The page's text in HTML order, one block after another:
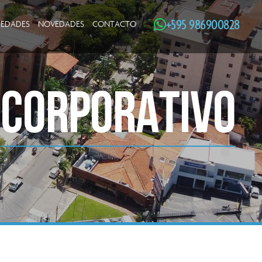
NOVEDADES CONTACTO +595 986900828
CORPORATIVO